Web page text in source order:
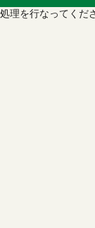
理を行なってくだ